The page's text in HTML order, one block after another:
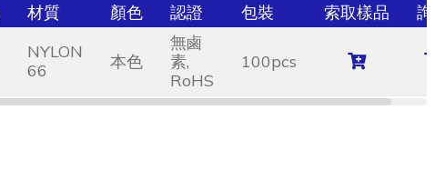
材質 顏色 認證 包裝 索取樣品
詢
NYLON
66
本色
無鹵
素,
RoHS
100pcs